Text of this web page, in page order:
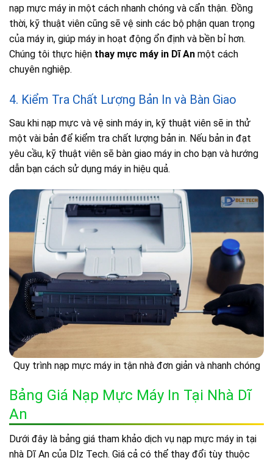
nạp mực máy in một cách nhanh chóng và cẩn thận. Đồng
thời, kỹ thuật viên cũng sẽ vệ sinh các bộ phận quan trọng
của máy in, giúp máy in hoạt động ổn định và bền bỉ hơn.
Chúng tôi thực hiện thay mực máy in Dĩ An một cách
chuyên nghiệp.
4. Kiểm Tra Chất Lượng Bản In và Bàn Giao
Sau khi nạp mực và vệ sinh máy in, kỹ thuật viên sẽ in thử
một vài bản để kiểm tra chất lượng bản in. Nếu bản in đạt
yêu cầu, kỹ thuật viên sẽ bàn giao máy in cho bạn và hướng
dẫn bạn cách sử dụng máy in hiệu quả.
Quy trình nạp mực máy in tận nhà đơn giản và nhanh chóng
Bảng Giá Nạp Mực Máy In Tại Nhà Dĩ
An
Dưới đây là bảng giá tham khảo dịch vụ nạp mực máy in tại
nhà Dĩ An của Dlz Tech. Giá cả có thể thay đổi tùy thuộc